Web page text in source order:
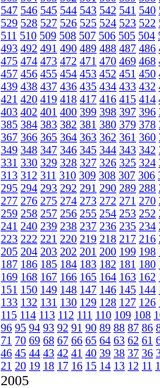
547 546 545 544 543 542 541 540
529 528 527 526 525 524 523 522
511 510 509 508 507 506 505 504
493 492 491 490 489 488 487 486
475 474 473 472 471 470 469 468
457 456 455 454 453 452 451 450
439 438 437 436 435 434 433 432
421 420 419 418 417 416 415 414
403 402 401 400 399 398 397 396
385 384 383 382 381 380 379 378
367 366 365 364 363 362 361 360
349 348 347 346 345 344 343 342
331 330 329 328 327 326 325 324
313 312 311 310 309 308 307 306
295 294 293 292 291 290 289 288
277 276 275 274 273 272 271 270
259 258 257 256 255 254 253 252
241 240 239 238 237 236 235 234
223 222 221 220 219 218 217 216
205 204 203 202 201 200 199 198
187 186 185 184 183 182 181 180
169 168 167 166 165 164 163 162
151 150 149 148 147 146 145 144
133 132 131 130 129 128 127 126
115 114 113 112 111 110 109 108
96 95 94 93 92 91 90 89 88 87 86
71 70 69 68 67 66 65 64 63 62 61
46 45 44 43 42 41 40 39 38 37 36
21 20 19 18 17 16 15 14 13 12 11
2005